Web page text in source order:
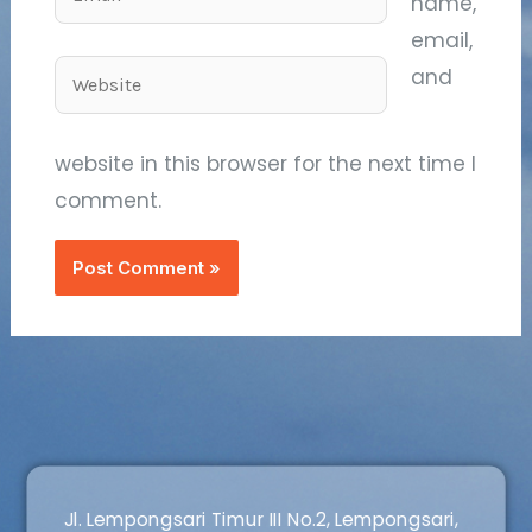
Website
email,
and
website in this browser for the next time I
comment.
Jl. Lempongsari Timur III No.2, Lempongsari,